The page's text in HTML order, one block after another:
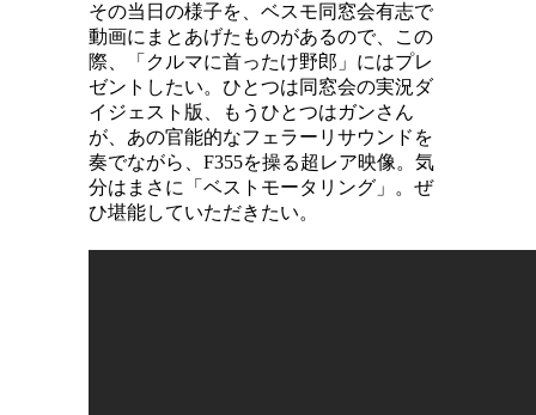
その当日の様子を、ベスモ同窓会有志で
動画にまとあげたものがあるので、この
際、「クルマに首ったけ野郎」にはプレ
ゼントしたい。ひとつは同窓会の実況ダ
イジェスト版、もうひとつはガンさん
が、あの官能的なフェラーリサウンドを
奏でながら、F355を操る超レア映像。気
分はまさに「ベストモータリング」。ぜ
ひ堪能していただきたい。